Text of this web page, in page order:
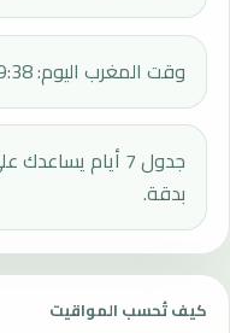
وقت المغرب اليوم: 19:38.
جدول 7 أيام
بدقة.
كيف تُحسب المواقيت